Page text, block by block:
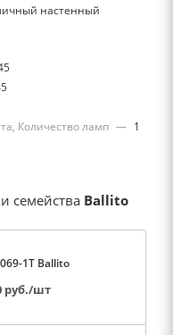
настенный
Количество ламп — 1
семейства Ballito
1T Ballito
руб./шт